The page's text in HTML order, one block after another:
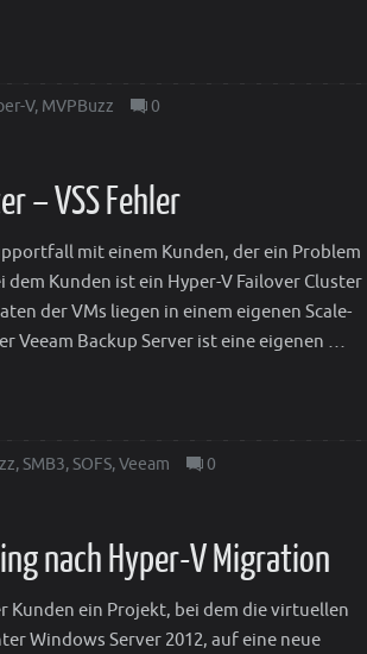
V, MVPBuzz 0
– VSS Fehler
mit einem Kunden, der ein Problem
dem Kunden ist ein Hyper-V Failover Cluster
der VMs liegen in einem eigenen Scale-
Veeam Backup Server ist eine eigenen …
, SMB3, SOFS,Veeam 0
nach Hyper-V Migration
Kunden ein Projekt, bei dem die virtuellen
Windows Server 2012, auf eine neue